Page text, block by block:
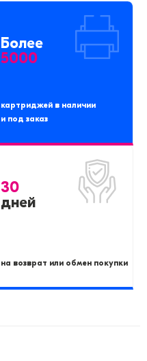
Более
5000
картриджей в наличии
и под заказ
30
дней
на возврат или обмен покупки